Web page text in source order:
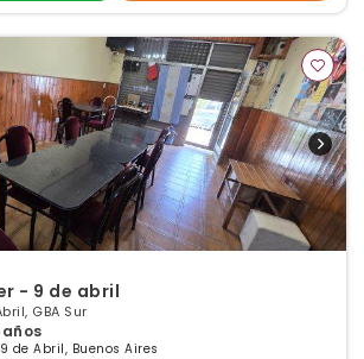
- 9 de abril
GBA Sur
de Abril, Buenos Aires